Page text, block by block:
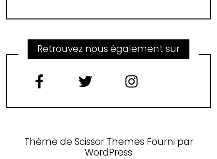
Retrouvez nous également sur
Thème de Scissor Themes Fourni par
WordPress